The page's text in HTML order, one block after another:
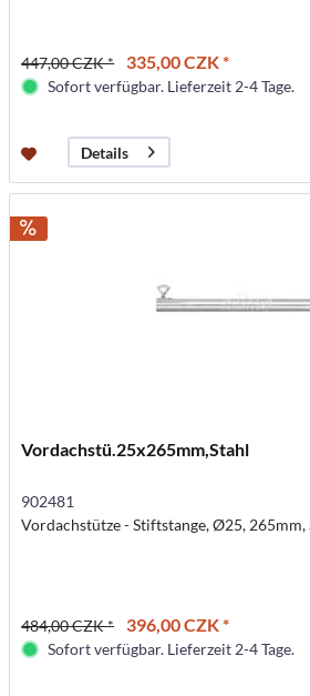
447,00 CZK * 335,00 CZK *
Sofort verfügbar. Lieferzeit 2-4 Tage.
Details
Vordachstü.25x265mm,Stahl
902481
Vordachstütze - Stiftstange, Ø25, 265mm,
484,00 CZK * 396,00 CZK *
Sofort verfügbar. Lieferzeit 2-4 Tage.